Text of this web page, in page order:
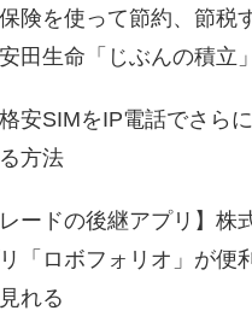
保険を使って節約、節税
田生命「じぶんの積立
格安SIMをIP電話でさら
方法
レードの後継アプリ】株
「ロボフォリオ」が便
れる